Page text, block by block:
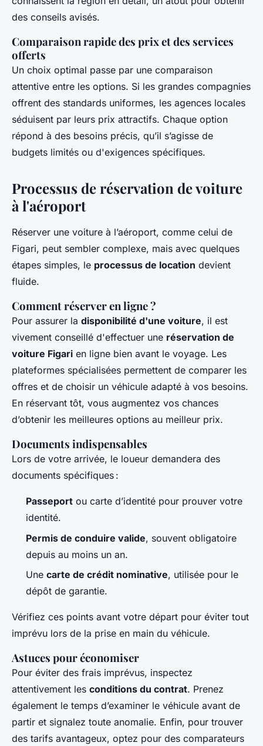
des conseils avisés.
Comparaison rapide des prix et des services
offerts
Un choix optimal passe par une comparaison
attentive entre les options. Si les grandes compagnies
offrent des standards uniformes, les agences locales
séduisent par leurs prix attractifs. Chaque option
répond à des besoins précis, qu’il s’agisse de
budgets limités ou d'exigences spécifiques.
Processus de réservation de voiture
à l'aéroport
Réserver une voiture à l’aéroport, comme celui de
Figari, peut sembler complexe, mais avec quelques
étapes simples, le processus de location devient
fluide.
Comment réserver en ligne ?
Pour assurer la disponibilité d'une voiture, il est
vivement conseillé d'effectuer une réservation de
voiture Figari en ligne bien avant le voyage. Les
plateformes spécialisées permettent de comparer les
offres et de choisir un véhicule adapté à vos besoins.
En réservant tôt, vous augmentez vos chances
d’obtenir les meilleures options au meilleur prix.
Documents indispensables
Lors de votre arrivée, le loueur demandera des
documents spécifiques :
Passeport ou carte d’identité pour prouver votre
identité.
Permis de conduire valide, souvent obligatoire
depuis au moins un an.
Une carte de crédit nominative, utilisée pour le
dépôt de garantie.
Vérifiez ces points avant votre départ pour éviter tout
imprévu lors de la prise en main du véhicule.
Astuces pour économiser
Pour éviter des frais imprévus, inspectez
attentivement les conditions du contrat. Prenez
également le temps d’examiner le véhicule avant de
partir et signalez toute anomalie. Enfin, pour trouver
des tarifs avantageux, optez pour des comparateurs